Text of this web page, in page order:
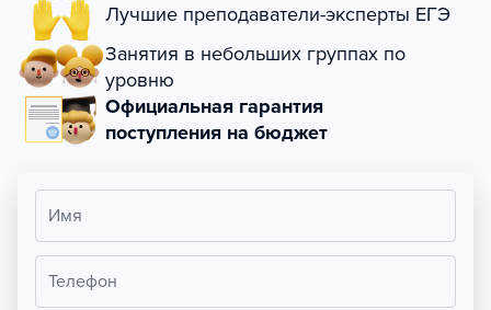
Лучшие преподаватели-эксперты ЕГЭ
Занятия в небольших группах по
уровню
Официальная гарантия
поступления на бюджет
Имя
Телефон